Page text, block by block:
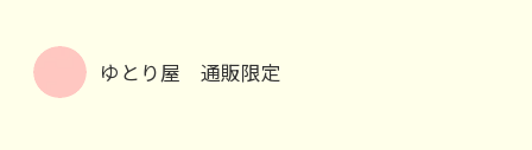
ゆとり屋 通販限定